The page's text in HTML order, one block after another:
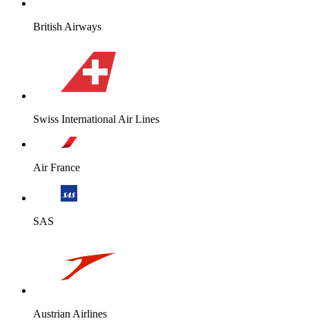
British Airways
Swiss International Air Lines
Air France
SAS
Austrian Airlines